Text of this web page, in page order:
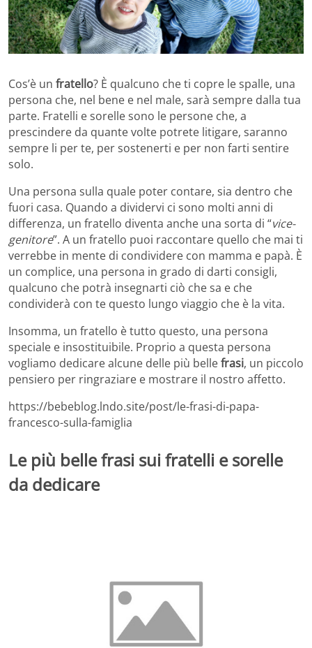
Cos’è un fratello? È qualcuno che ti copre le spalle, una
persona che, nel bene e nel male, sarà sempre dalla tua
parte. Fratelli e sorelle sono le persone che, a
prescindere da quante volte potrete litigare, saranno
sempre li per te, per sostenerti e per non farti sentire
solo.
Una persona sulla quale poter contare, sia dentro che
fuori casa. Quando a dividervi ci sono molti anni di
differenza, un fratello diventa anche una sorta di “vice-
genitore”. A un fratello puoi raccontare quello che mai ti
verrebbe in mente di condividere con mamma e papà. È
un complice, una persona in grado di darti consigli,
qualcuno che potrà insegnarti ciò che sa e che
condividerà con te questo lungo viaggio che è la vita.
Insomma, un fratello è tutto questo, una persona
speciale e insostituibile. Proprio a questa persona
vogliamo dedicare alcune delle più bellefrasi, un piccolo
pensiero per ringraziare e mostrare il nostro affetto.
https://bebeblog.lndo.site/post/le-frasi-di-papa-
francesco-sulla-famiglia
Le più belle frasi sui fratelli e sorelle
da dedicare